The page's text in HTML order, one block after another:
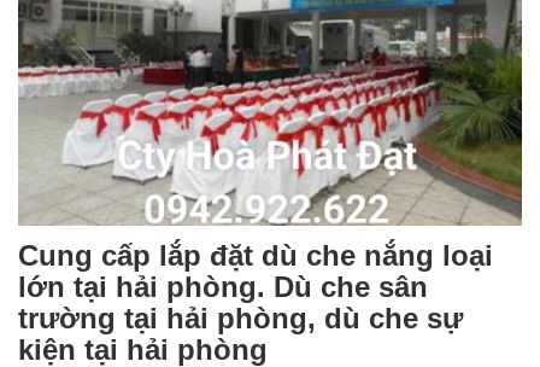
Cung cấp lắp đặt dù che nắng loại
lớn tại hải phòng. Dù che sân
trường tại hải phòng, dù che sự
kiện tại hải phòng